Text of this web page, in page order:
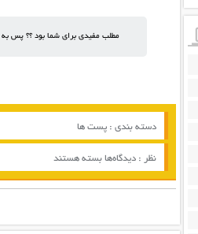
مطلب مفیدی برای شما بود ؟؟ پس به
دسته بندی : پست ها
نظر : دیدگاه‌ها پست
58
بسته هستند